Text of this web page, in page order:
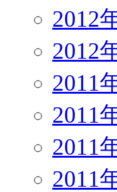
2012
2012
2011
2011
2011
2011